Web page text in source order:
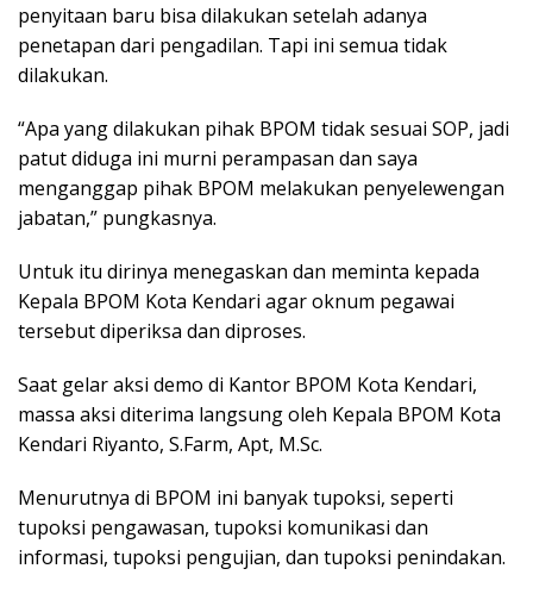
penyitaan baru bisa dilakukan setelah adanya
penetapan dari pengadilan. Tapi ini semua tidak
dilakukan.
“Apa yang dilakukan pihak BPOM tidak sesuai SOP, jadi
patut diduga ini murni perampasan dan saya
menganggap pihak BPOM melakukan penyelewengan
jabatan,” pungkasnya.
Untuk itu dirinya menegaskan dan meminta kepada
Kepala BPOM Kota Kendari agar oknum pegawai
tersebut diperiksa dan diproses.
Saat gelar aksi demo di Kantor BPOM Kota Kendari,
massa aksi diterima langsung oleh Kepala BPOM Kota
Kendari Riyanto, S.Farm, Apt, M.Sc.
Menurutnya di BPOM ini banyak tupoksi, seperti
tupoksi pengawasan, tupoksi komunikasi dan
informasi, tupoksi pengujian, dan tupoksi penindakan.